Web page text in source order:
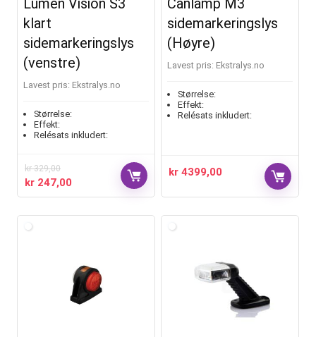
Lumen Vision S3
klart
sidemarkeringslys
(venstre)
Lavest pris: ekstralys.no
Størrelse:
Effekt:
Relésats inkludert:
kr329,00
kr 247,00
Canlamp M3
sidemarkeringslys
(Høyre)
Lavest pris: ekstralys.no
Størrelse:
Effekt:
Relésats inkludert:
kr 4399,00